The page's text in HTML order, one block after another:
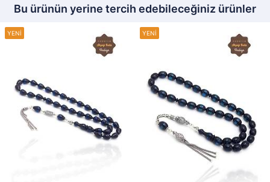
Bu ürünün yerine tercih edebileceğiniz ürünler